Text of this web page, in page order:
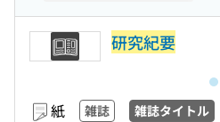
研究紀要
紙 雑誌 雑誌タイトル